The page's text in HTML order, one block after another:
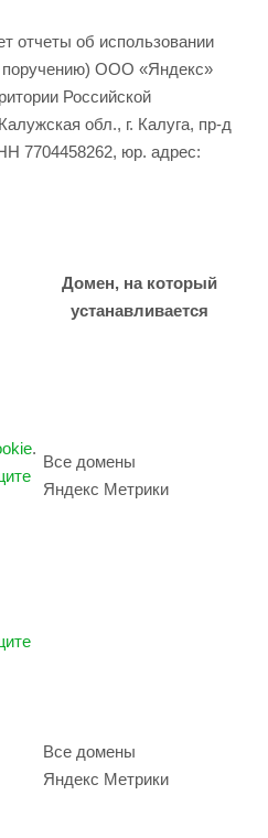
отчеты об использовании
поручению) ООО «Яндекс»
Российской
обл., г. Калуга, пр-д
7704458262, юр. адрес:
Домен, на который
устанавливается
Все домены
Яндекс Метрики
.
Все домены
Яндекс Метрики